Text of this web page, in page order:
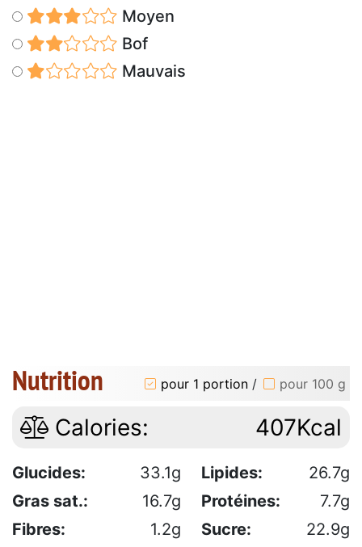
Moyen
Bof
Mauvais
Nutrition pour 1 portion / pour 100 g
Calories: 407Kcal
Glucides: 33.1g Lipides:
26.7g
Gras sat.:
16.7g Protéines:
7.7g
Fibres:
1.2g Sucre:
22.9g